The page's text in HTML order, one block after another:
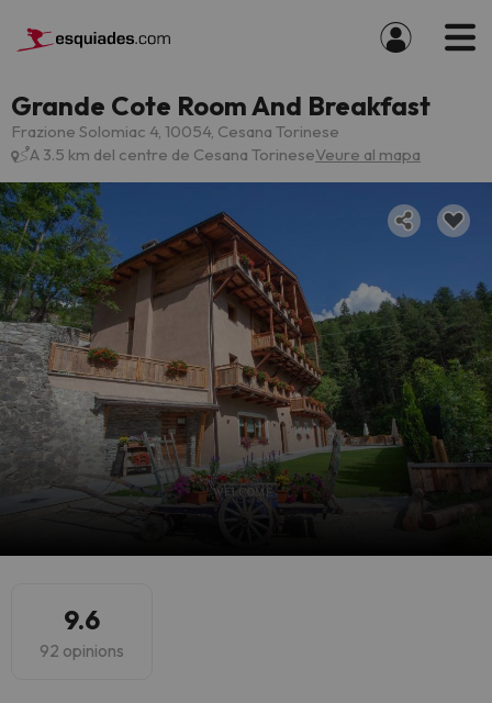
Grande Cote Room And Breakfast
Frazione Solomiac 4, 10054, Cesana Torinese
A 3.5 km del centre de Cesana TorineseVeure al mapa
9.6
92 opinions